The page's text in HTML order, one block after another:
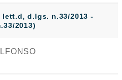
lett.d, d.lgs. n.33/2013 -
2013)